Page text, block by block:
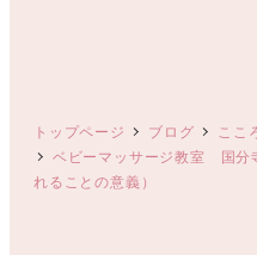
トップページ ブログ ここ
ベビーマッサージ教室 国分
れることの意義）